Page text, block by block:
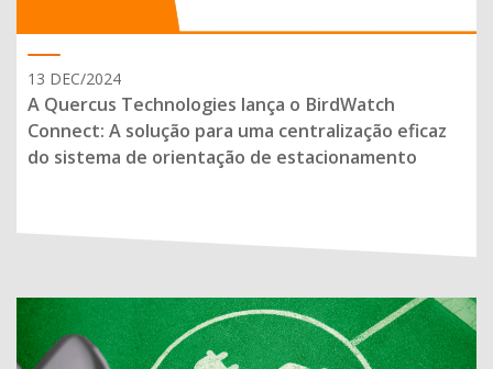
13 DEC/2024
A Quercus Technologies lança o BirdWatch
Connect: A solução para uma centralização eficaz
do sistema de orientação de estacionamento